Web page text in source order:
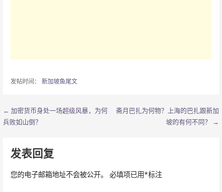
发帖时间： 新加坡鱼尾文
文
导
航
← 加密货币身处一场超级风暴，为何
兵败如山倒？
斋月巴扎为何物？上海的巴扎跟新加
坡的有何不同？ →
发表回复
您的电子邮箱地址不会被公开。 必填项已用*标注